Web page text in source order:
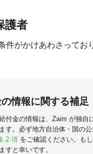
護者
件がかけあわさってお
情報に関する補足
付金の情報は、Zaim が独自
す。必ず地方自治体・国の
2 項 をご確認ください。も
すと幸いです。